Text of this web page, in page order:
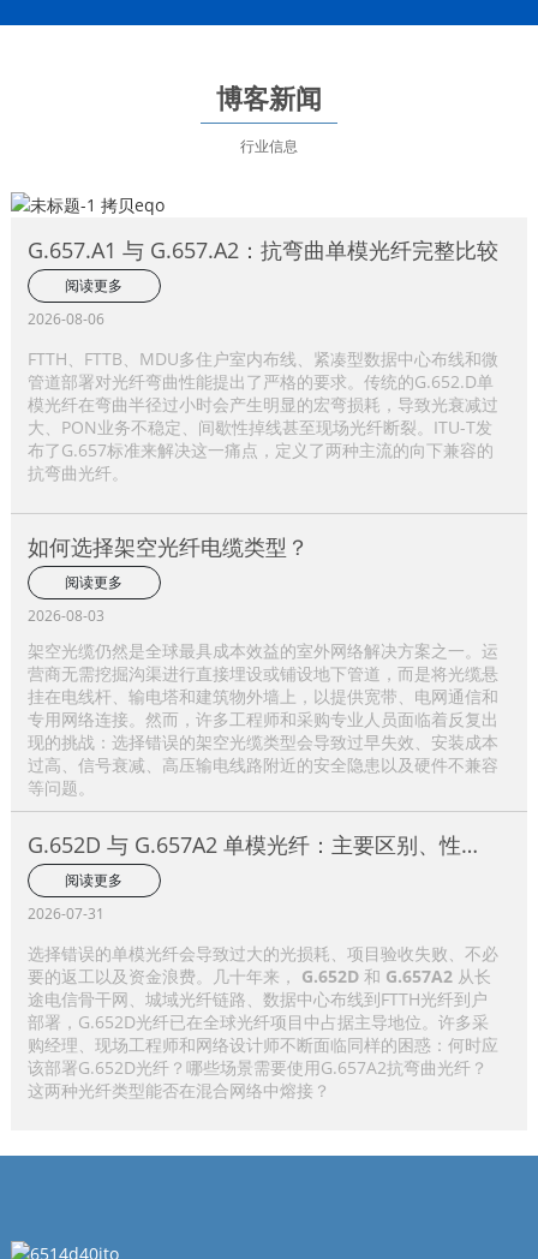
博客新闻
行业信息
G.657.A1 与 G.657.A2：抗弯曲单模光纤完整比较
阅读更多
2026-08-06
FTTH、FTTB、MDU多住户室内布线、紧凑型数据中心布线和微
管道部署对光纤弯曲性能提出了严格的要求。传统的G.652.D单
模光纤在弯曲半径过小时会产生明显的宏弯损耗，导致光衰减过
大、PON业务不稳定、间歇性掉线甚至现场光纤断裂。ITU-T发
布了G.657标准来解决这一痛点，定义了两种主流的向下兼容的
抗弯曲光纤。
如何选择架空光纤电缆类型？
阅读更多
2026-08-03
架空光缆仍然是全球最具成本效益的室外网络解决方案之一。运
营商无需挖掘沟渠进行直接埋设或铺设地下管道，而是将光缆悬
挂在电线杆、输电塔和建筑物外墙上，以提供宽带、电网通信和
专用网络连接。然而，许多工程师和采购专业人员面临着反复出
现的挑战：选择错误的架空光缆类型会导致过早失效、安装成本
过高、信号衰减、高压输电线路附近的安全隐患以及硬件不兼容
等问题。
G.652D 与 G.657A2 单模光纤：主要区别、性能
比较及应用选择指南
阅读更多
2026-07-31
选择错误的单模光纤会导致过大的光损耗、项目验收失败、不必
要的返工以及资金浪费。几十年来， G.652D和 G.657A2从长
途电信骨干网、城域光纤链路、数据中心布线到FTTH光纤到户
部署，G.652D光纤已在全球光纤项目中占据主导地位。许多采
购经理、现场工程师和网络设计师不断面临同样的困惑：何时应
该部署G.652D光纤？哪些场景需要使用G.657A2抗弯曲光纤？
这两种光纤类型能否在混合网络中熔接？